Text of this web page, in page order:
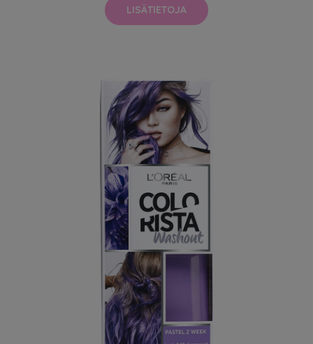
LISÄTIETOJA